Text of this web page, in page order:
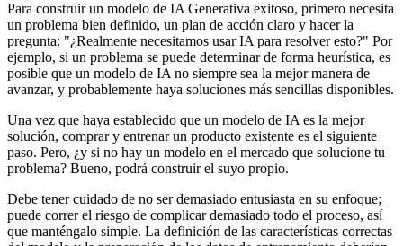
Para construir un modelo de IA Generativa exitoso, primero necesita
un problema bien definido, un plan de acción claro y hacer la
pregunta: "¿Realmente necesitamos usar IA para resolver esto?" Por
ejemplo, si un problema se puede determinar de forma heurística, es
posible que un modelo de IA no siempre sea la mejor manera de
avanzar, y probablemente haya soluciones más sencillas disponibles.
Una vez que haya establecido que un modelo de IA es la mejor
solución, comprar y entrenar un producto existente es el siguiente
paso. Pero, ¿y si no hay un modelo en el mercado que solucione tu
problema? Bueno, podrá construir el suyo propio.
Debe tener cuidado de no ser demasiado entusiasta en su enfoque;
puede correr el riesgo de complicar demasiado todo el proceso, así
que manténgalo simple. La definición de las características correctas